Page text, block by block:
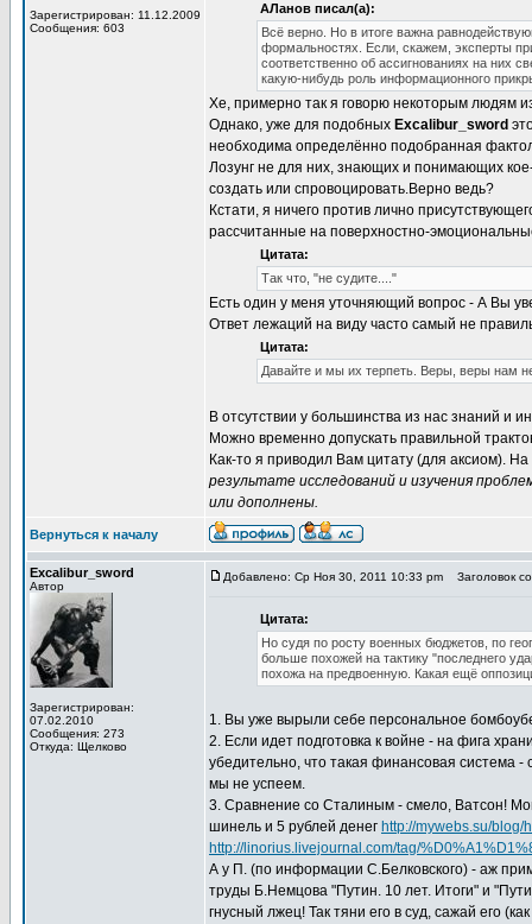
Зарегистрирован: 11.12.2009
Сообщения: 603
АЛанов писал(а):
Всё верно. Но в итоге важна
формальностях. Если, скажем, эксперты
соответственно об ассигнованиях на них
какую-нибудь роль информационного
Хе, примерно так я говорю некоторым людям
Однако, уже для подобных Excalibur_sword
необходима определённо подобранная
Лозунг не для них, знающих и понимающих
создать или спровоцировать.Верно ведь?
Кстати, я ничего против лично
рассчитанные на поверхностно-
Цитата:
Так что, "не судите...."
Есть один у меня уточняющий вопрос - А Вы
Ответ лежаций на виду часто самый не
Цитата:
Давайте и мы их терпеть. Веры, веры нам
В отсутствии у большинства из нас знаний и
Можно временно допускать правильной
Как-то я приводил Вам цитату (для аксиом).
результате исследований и изучения
или дополнены.
Вернуться к началу
Excalibur_sword
Автор
Зарегистрирован:
07.02.2010
Сообщения: 273
Откуда: Щелково
Добавлено: Ср Ноя 30, 2011 10:33 pm Заголовок
Цитата:
Но судя по росту военных бюджетов, по
больше похожей на тактику "последнего
похожа на предвоенную. Какая ещё
1. Вы уже вырыли себе персональное
2. Если идет подготовка к войне - на фига
убедительно, что такая финансовая система -
мы не успеем.
3. Сравнение со Сталиным - смело, Ватсон!
шинель и 5 рублей денег http://mywebs.su/blog/
http://linorius.livejournal.com/tag/
А у П. (по информации С.Белковского) - аж
труды Б.Немцова "Путин. 10 лет. Итоги" и
гнусный лжец! Так тяни его в суд, сажай его